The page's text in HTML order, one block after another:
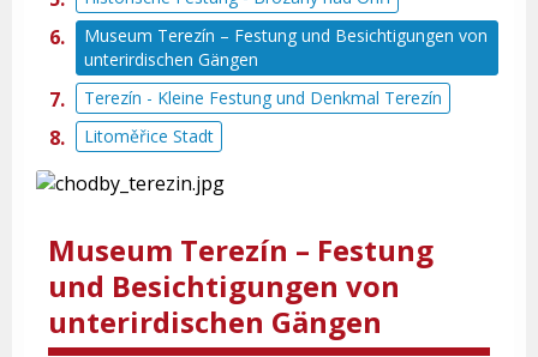
Museum Terezín – Festung und Besichtigungen von
unterirdischen Gängen
Terezín - Kleine Festung und Denkmal Terezín
Litoměřice Stadt
Museum Terezín – Festung
und Besichtigungen von
unterirdischen Gängen